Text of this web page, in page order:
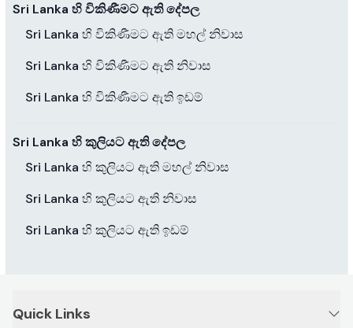
Sri Lanka හි විකිණීමට ඇති දේපල
Sri Lanka හි විකිණීමට ඇති මහල් නිවාස
Sri Lanka හි විකිණීමට ඇති නිවාස
Sri Lanka හි විකිණීමට ඇති ඉඩම්
Sri Lanka හි කුලියට ඇති දේපල
Sri Lanka හි කුලියට ඇති මහල් නිවාස
Sri Lanka හි කුලියට ඇති නිවාස
Sri Lanka හි කුලියට ඇති ඉඩම්
Quick Links